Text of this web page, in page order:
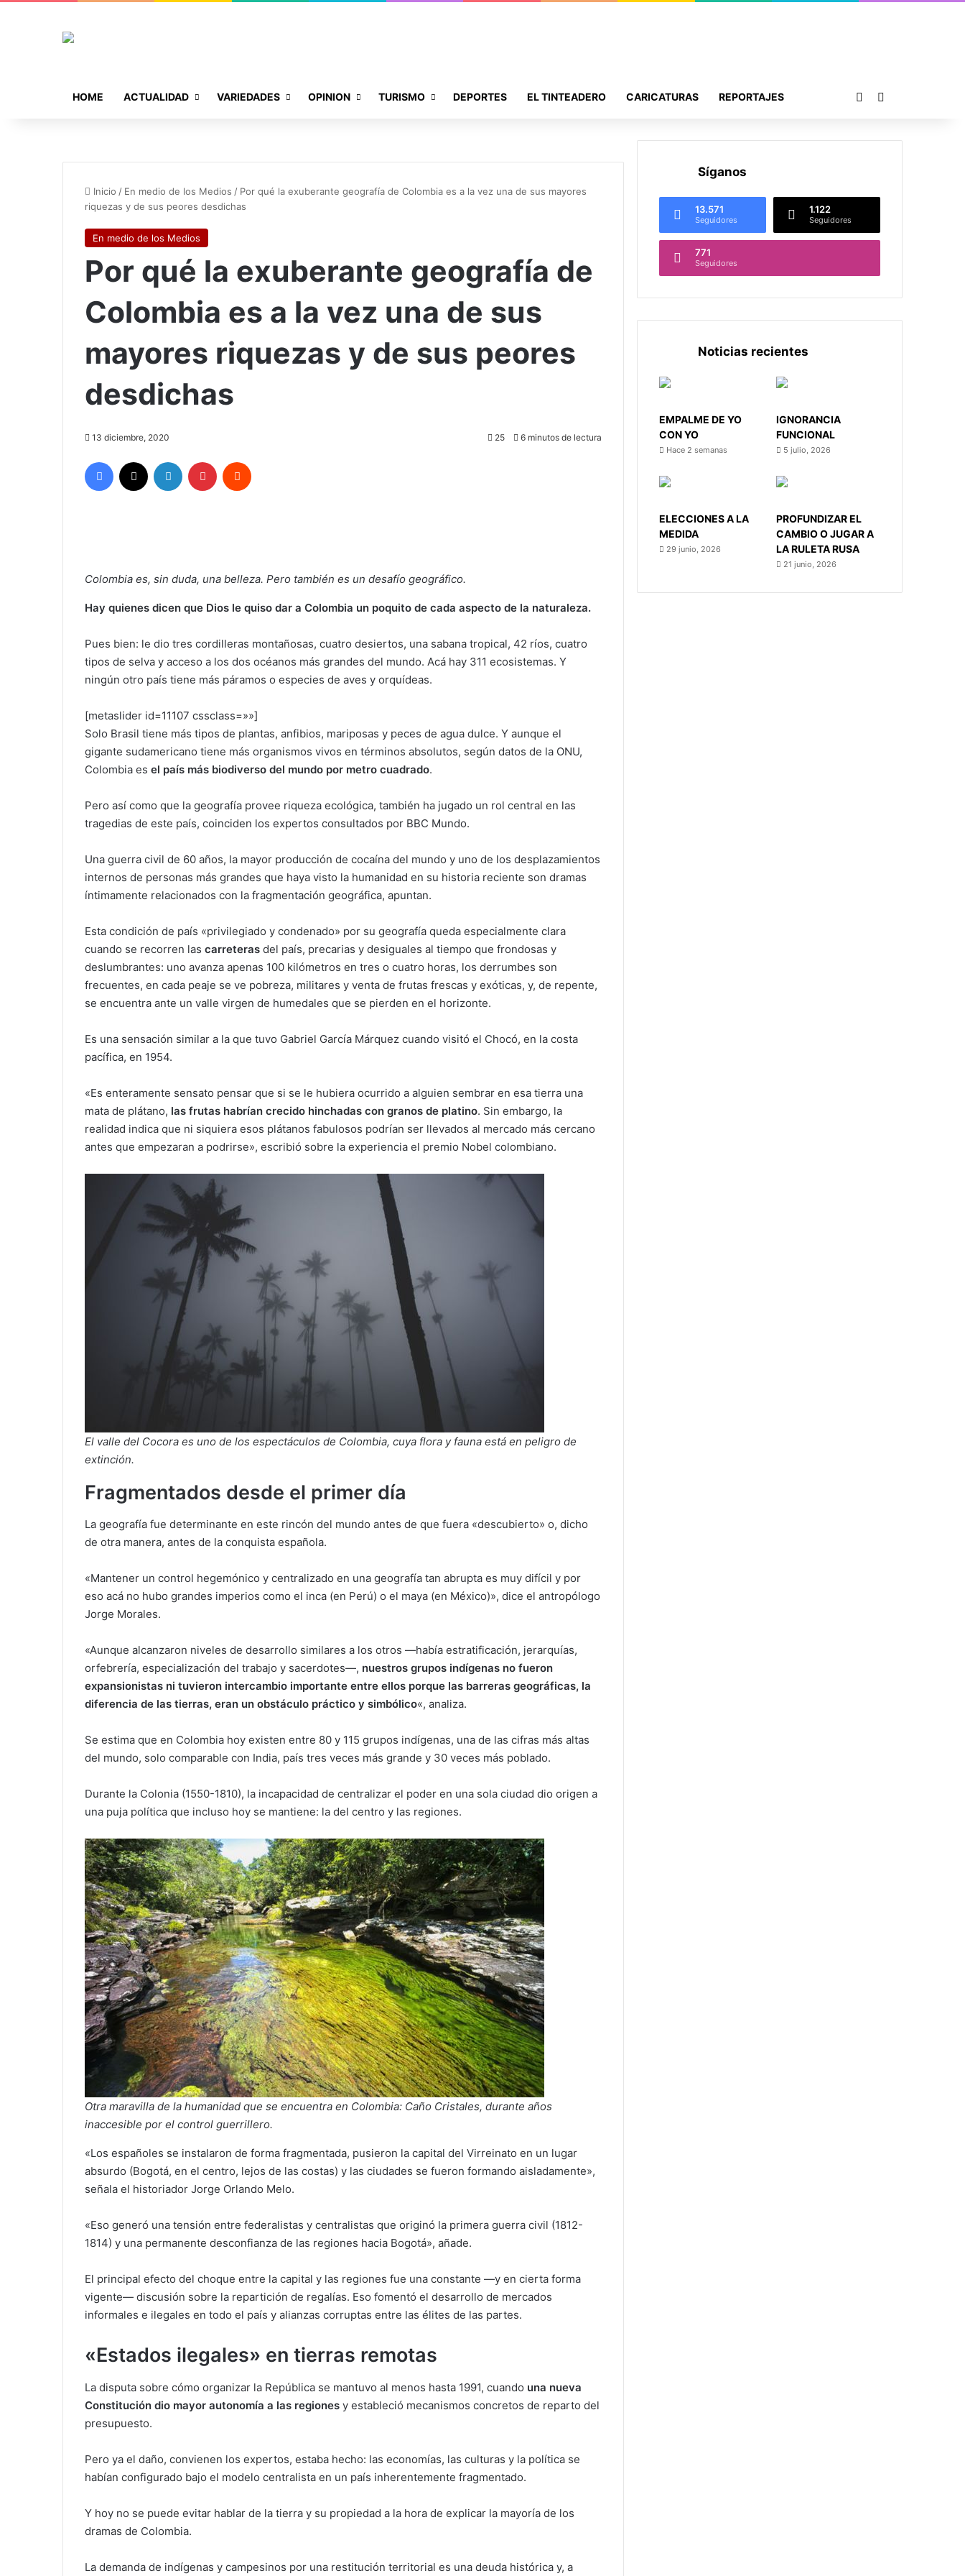
HOME ACTUALIDAD VARIEDADES OPINION TURISMO DEPORTES EL TINTEADERO CARICATURAS REPORTAJES Publicación al azar
Inicio / En medio de los Medios / Por qué la exuberante geografía de Colombia es a la vez una de sus mayores
riquezas y de sus peores desdichas
En medio de los Medios
Por qué la exuberante geografía de
Colombia es a la vez una de sus
mayores riquezas y de sus peores
desdichas
13 diciembre, 2020 25 6 minutos de lectura
Facebook LinkedIn Pinterest
Colombia es, sin duda, una belleza. Pero también es un desafío geográfico.
Hay quienes dicen que Dios le quiso dar a Colombia un poquito de cada aspecto de la naturaleza.
Pues bien: le dio tres cordilleras montañosas, cuatro desiertos, una sabana tropical, 42 ríos, cuatro
tipos de selva y acceso a los dos océanos más grandes del mundo. Acá hay 311 ecosistemas. Y
ningún otro país tiene más páramos o especies de aves y orquídeas.
[metaslider id=11107 cssclass=»»]
Solo Brasil tiene más tipos de plantas, anfibios, mariposas y peces de agua dulce. Y aunque el
gigante sudamericano tiene más organismos vivos en términos absolutos, según datos de la ONU,
Colombia es el país más biodiverso del mundo por metro cuadrado.
Pero así como que la geografía provee riqueza ecológica, también ha jugado un rol central en las
tragedias de este país, coinciden los expertos consultados por BBC Mundo.
Una guerra civil de 60 años, la mayor producción de cocaína del mundo y uno de los desplazamientos
internos de personas más grandes que haya visto la humanidad en su historia reciente son dramas
íntimamente relacionados con la fragmentación geográfica, apuntan.
Esta condición de país «privilegiado y condenado» por su geografía queda especialmente clara
cuando se recorren las carreteras del país, precarias y desiguales al tiempo que frondosas y
deslumbrantes: uno avanza apenas 100 kilómetros en tres o cuatro horas, los derrumbes son
frecuentes, en cada peaje se ve pobreza, militares y venta de frutas frescas y exóticas, y, de repente,
se encuentra ante un valle virgen de humedales que se pierden en el horizonte.
Es una sensación similar a la que tuvo Gabriel García Márquez cuando visitó el Chocó, en la costa
pacífica, en 1954.
«Es enteramente sensato pensar que si se le hubiera ocurrido a alguien sembrar en esa tierra una
mata de plátano, las frutas habrían crecido hinchadas con granos de platino. Sin embargo, la
realidad indica que ni siquiera esos plátanos fabulosos podrían ser llevados al mercado más cercano
antes que empezaran a podrirse», escribió sobre la experiencia el premio Nobel colombiano.
El valle del Cocora es uno de los espectáculos de Colombia, cuya flora y fauna está en peligro de
extinción.
Fragmentados desde el primer día
La geografía fue determinante en este rincón del mundo antes de que fuera «descubierto» o, dicho
de otra manera, antes de la conquista española.
«Mantener un control hegemónico y centralizado en una geografía tan abrupta es muy difícil y por
eso acá no hubo grandes imperios como el inca (en Perú) o el maya (en México)», dice el antropólogo
Jorge Morales.
«Aunque alcanzaron niveles de desarrollo similares a los otros —había estratificación, jerarquías,
orfebrería, especialización del trabajo y sacerdotes—, nuestros grupos indígenas no fueron
expansionistas ni tuvieron intercambio importante entre ellos porque las barreras geográficas, la
diferencia de las tierras, eran un obstáculo práctico y simbólico«, analiza.
Se estima que en Colombia hoy existen entre 80 y 115 grupos indígenas, una de las cifras más altas
del mundo, solo comparable con India, país tres veces más grande y 30 veces más poblado.
Durante la Colonia (1550-1810), la incapacidad de centralizar el poder en una sola ciudad dio origen a
una puja política que incluso hoy se mantiene: la del centro y las regiones.
Otra maravilla de la humanidad que se encuentra en Colombia: Caño Cristales, durante años
inaccesible por el control guerrillero.
«Los españoles se instalaron de forma fragmentada, pusieron la capital del Virreinato en un lugar
absurdo (Bogotá, en el centro, lejos de las costas) y las ciudades se fueron formando aisladamente»,
señala el historiador Jorge Orlando Melo.
«Eso generó una tensión entre federalistas y centralistas que originó la primera guerra civil (1812-
1814) y una permanente desconfianza de las regiones hacia Bogotá», añade.
El principal efecto del choque entre la capital y las regiones fue una constante —y en cierta forma
vigente— discusión sobre la repartición de regalías. Eso fomentó el desarrollo de mercados
informales e ilegales en todo el país y alianzas corruptas entre las élites de las partes.
«Estados ilegales» en tierras remotas
La disputa sobre cómo organizar la República se mantuvo al menos hasta 1991, cuando una nueva
Constitución dio mayor autonomía a las regiones y estableció mecanismos concretos de reparto del
presupuesto.
Pero ya el daño, convienen los expertos, estaba hecho: las economías, las culturas y la política se
habían configurado bajo el modelo centralista en un país inherentemente fragmentado.
Y hoy no se puede evitar hablar de la tierra y su propiedad a la hora de explicar la mayoría de los
dramas de Colombia.
La demanda de indígenas y campesinos por una restitución territorial es una deuda histórica y, a
Síganos
13.571
Seguidores
1.122
Seguidores
771
Seguidores
Noticias recientes
EMPALME DE YO
CON YO
Hace 2 semanas
IGNORANCIA
FUNCIONAL
5 julio, 2026
ELECCIONES A LA
MEDIDA
29 junio, 2026
PROFUNDIZAR EL
CAMBIO O JUGAR A
LA RULETA RUSA
21 junio, 2026